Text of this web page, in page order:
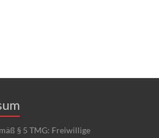
§ 5 TMG: Freiwillige